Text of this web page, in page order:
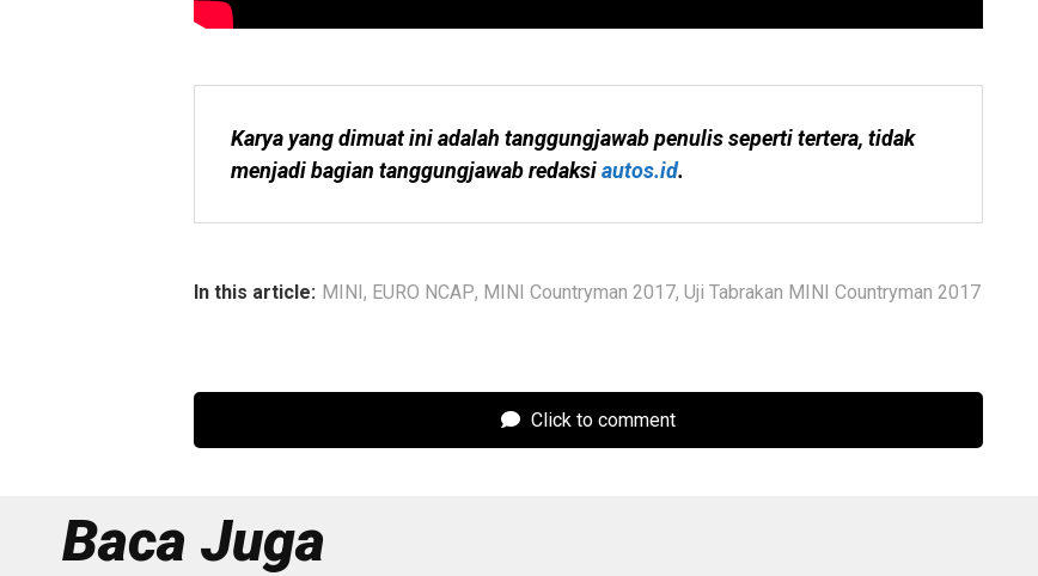
Karya yang dimuat ini adalah tanggungjawab penulis seperti tertera, tidak
menjadi bagian tanggungjawab redaksi autos.id.
In this article: MINI, EURO NCAP, MINI Countryman 2017, Uji Tabrakan MINI Countryman 2017
Click to comment
Baca Juga